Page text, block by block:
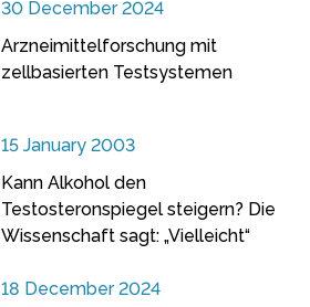
30 December 2024
Arzneimittelforschung mit
zellbasierten Testsystemen
15 January 2003
Kann Alkohol den
Testosteronspiegel steigern? Die
Wissenschaft sagt: „Vielleicht“
18 December 2024